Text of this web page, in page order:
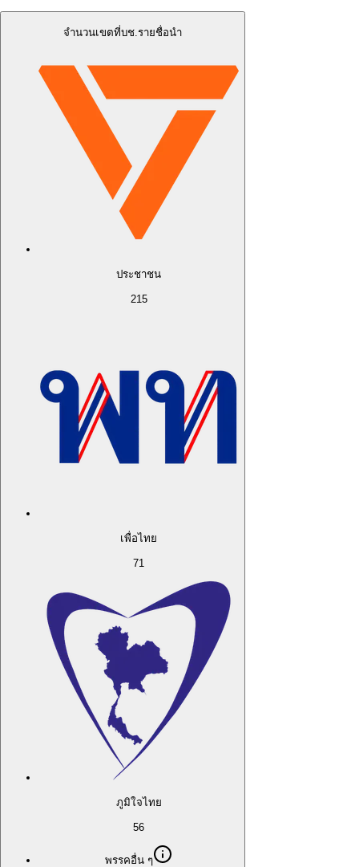
จำนวนเขตที่บช.รายชื่อนำ
ประชาชน
215
เพื่อไทย
71
ภูมิใจไทย
56
พรรคอื่น ๆ